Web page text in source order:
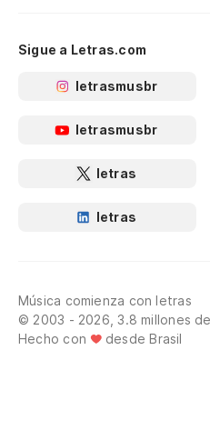
Sigue a Letras.com
letrasmusbr
letrasmusbr
letras
letras
Música comienza con letras
© 2003 - 2026, 3.8 millones
Hecho con
desde Brasil